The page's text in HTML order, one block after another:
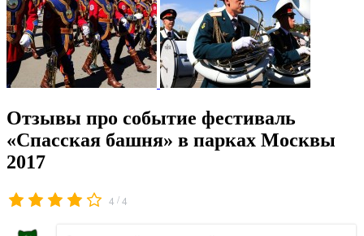
Отзывы про событие фестиваль
«Спасская башня» в парках Москвы
2017
4 /4